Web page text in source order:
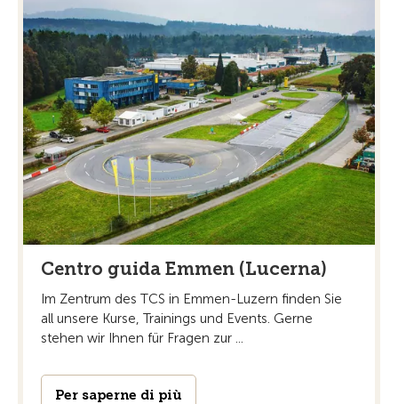
Centro guida Emmen (Lucerna)
Im Zentrum des TCS in Emmen-Luzern finden Sie
all unsere Kurse, Trainings und Events. Gerne
stehen wir Ihnen für Fragen zur ...
Per saperne di più